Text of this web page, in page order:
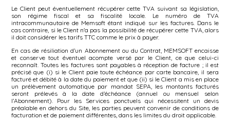
Le Client peut éventuellement récupérer cette TVA suivant sa législation,
son régime fiscal et sa fiscalité locale. Le numéro de TVA
intracommunautaire de Memsoft étant indiqué sur les factures. Dans le
cas contraire, si le Client n'a pas la possibilité de récupérer cette TVA, alors
il doit considérer les tarifs TTC comme le prix à payer.
En cas de résiliation d’un Abonnement ou du Contrat, MEMSOFT encaisse
et conserve tout éventuel acompte versé par le Client, ce que celui-ci
reconnaît. Toutes les factures sont payables à réception de facture ; il est
précisé que (i) si le Client paie toute échéance par carte bancaire, il sera
facturé et débité à la date du paiement et que (ii) si le Client a mis en place
un prélèvement automatique par mandat SEPA, les montants facturés
seront prélevés à la date d’échéance (annuel ou mensuel selon
l’Abonnement). Pour les Services ponctuels qui nécessitent un devis
préalable en dehors du Site, les parties peuvent convenir de conditions de
facturation et de paiement différentes, dans les limites du droit applicable.